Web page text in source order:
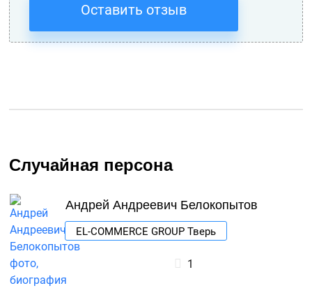
Оставить отзыв
Случайная персона
Андрей Андреевич Белокопытов
EL-COMMERCE GROUP Тверь
1